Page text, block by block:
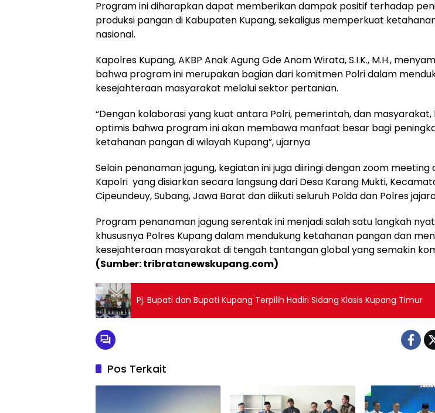
Program ini diharapkan dapat memberikan dampak positif terhadap
produksi pangan di Kabupaten Kupang, sekaligus memperkuat
nasional.
Kapolres Kupang, AKBP Anak Agung Gde Anom Wirata, S.I.K., M.H.,
bahwa program ini merupakan bagian dari komitmen Polri dalam
kesejahteraan masyarakat melalui sektor pertanian.
“Dengan kolaborasi yang kuat antara Polri, pemerintah, dan masyarakat,
optimis bahwa program ini akan membawa manfaat besar bagi
ketahanan pangan di wilayah Kupang”, ujarnya
Selain penanaman jagung, kegiatan ini juga diiringi dengan zoom meeting
Kapolri yang disiarkan secara langsung dari Desa Karang Mukti,
Cipeundeuy, Subang, Jawa Barat dan diikuti seluruh Polda dan Polres
Program penanaman jagung serentak ini menjadi salah satu langkah
khususnya Polres Kupang dalam mendukung ketahanan pangan dan
kesejahteraan masyarakat di tengah tantangan global yang semakin
(Sumber: tribratanewskupang.com)
Pj. Bupati dan Bupati Kupang Terpilih Hadiri Sidang Klasis Kupang Timur
Pos Terkait